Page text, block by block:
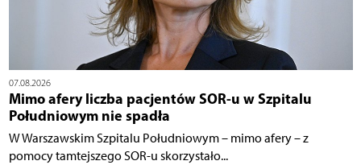
07.08.2026
Mimo afery liczba pacjentów SOR-u w Szpitalu
Południowym nie spadła
W Warszawskim Szpitalu Południowym – mimo afery – z
pomocy tamtejszego SOR-u skorzystało...